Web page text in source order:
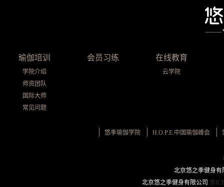
瑜伽培训
学院介绍
师资团队
国际大师
常见问题
会员习练 在线教育
云学院
悠季瑜伽学院 H.O.P.E.中国瑜伽峰会
北京悠之季健身有
北京悠之季健身有限公司 京